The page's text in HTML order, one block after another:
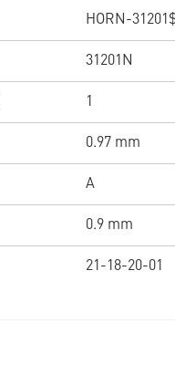
HORN-
31201N
1
0.97 mm
A
0.9 mm
21-18-20-01